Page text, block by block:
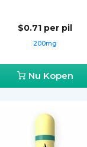
$0.71 per pil
200mg
Nu Kopen